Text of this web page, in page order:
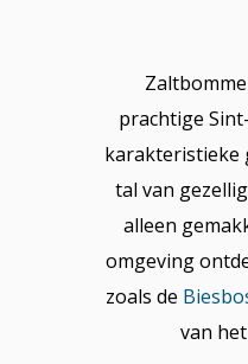
prachtige
karakteristieke
tal van
alleen
omgeving
zoals de
van